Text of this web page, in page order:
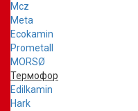
Mcz
Meta
Ecokamin
Prometall
MORSØ
Термофор
Edilkamin
Hark